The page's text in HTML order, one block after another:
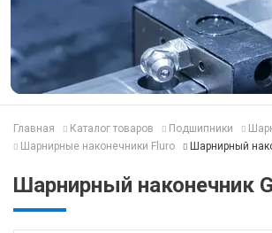
Главная Каталог товаров Подшипники
Шарнирные наконечники Fluro
Шарнирный
Шарнирный наконечник